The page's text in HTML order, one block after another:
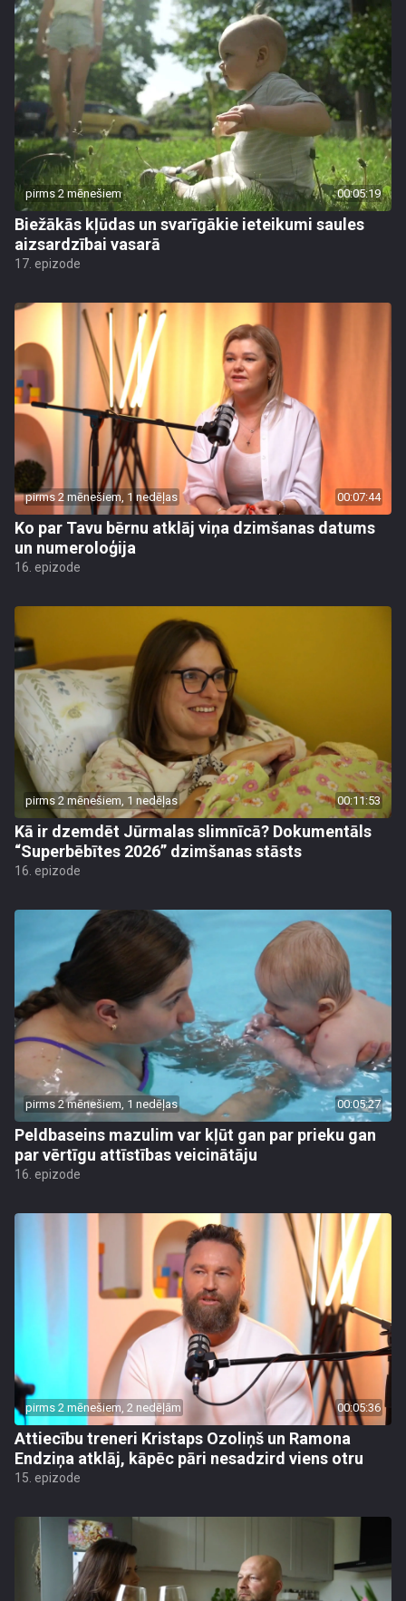
pirms 2 mēnešiem 00:05:19
Biežākās kļūdas un svarīgākie ieteikumi saules
aizsardzībai vasarā
17. epizode
pirms 2 mēnešiem, 1 nedēļas 00:07:44
Ko par Tavu bērnu atklāj viņa dzimšanas datums
un numeroloģija
16. epizode
pirms 2 mēnešiem, 1 nedēļas 00:11:53
Kā ir dzemdēt Jūrmalas slimnīcā? Dokumentāls
“Superbēbītes 2026” dzimšanas stāsts
16. epizode
pirms 2 mēnešiem, 1 nedēļas 00:05:27
Peldbaseins mazulim var kļūt gan par prieku gan
par vērtīgu attīstības veicinātāju
16. epizode
pirms 2 mēnešiem, 2 nedēļām 00:05:36
Attiecību treneri Kristaps Ozoliņš un Ramona
Endziņa atklāj, kāpēc pāri nesadzird viens otru
15. epizode